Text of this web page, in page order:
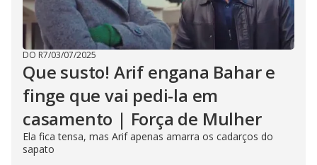
DO R7/03/07/2025
Que susto! Arif engana Bahar e
finge que vai pedi-la em
casamento | Força de Mulher
Ela fica tensa, mas Arif apenas amarra os cadarços do
sapato